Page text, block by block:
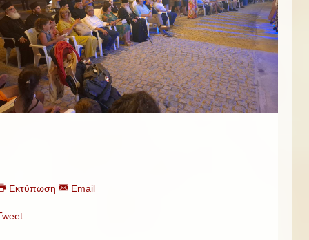
Εκτύπωση Email